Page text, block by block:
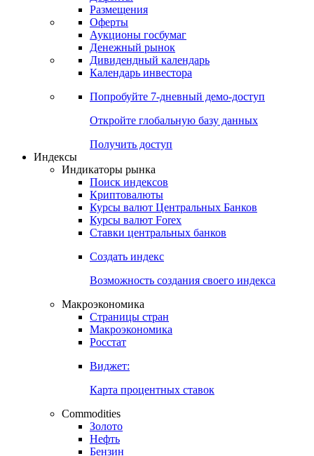
Получить доступ
Календарь
Календарь событий
Дефолты
Размещения
Оферты
Денежный рынок
Календарь инвестора
Попробуйте7-дневный
Откройте глобальную базу данных
Получить доступ
Индикаторы рынка
Поиск индексов
Курсы валют Центральных Банков
Ставки центральных банков
Создать индекс
Возможность создания своего индекса
Страницы стран
Росстат
Виджет:
Карта процентных ставок